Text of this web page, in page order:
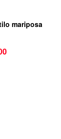
mariposa